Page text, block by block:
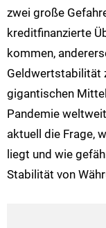
zwei große
kreditfinanzierte
kommen,
Geldwertstabilität
gigantischen
Pandemie
aktuell die Frage,
liegt und wie
Stabilität von